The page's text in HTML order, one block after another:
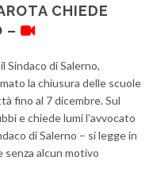
CHIEDE
–
Sindaco di Salerno,
la chiusura delle scuole
fino al 7 dicembre. Sul
e chiede lumi l’avvocato
di Salerno – si legge in
senza alcun motivo